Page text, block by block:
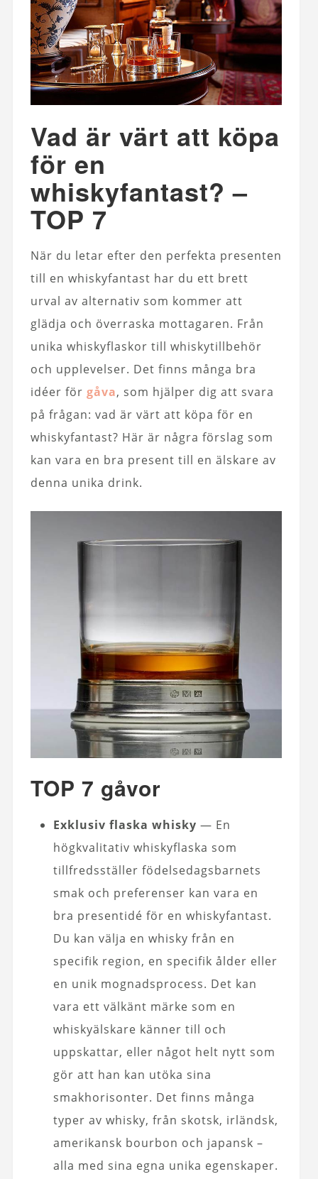
Vad är värt att köpa
för en
whiskyfantast? –
TOP 7
När du letar efter den perfekta presenten
till en whiskyfantast har du ett brett
urval av alternativ som kommer att
glädja och överraska mottagaren. Från
unika whiskyflaskor till whiskytillbehör
och upplevelser. Det finns många bra
idéer för gåva, som hjälper dig att svara
på frågan: vad är värt att köpa för en
whiskyfantast? Här är några förslag som
kan vara en bra present till en älskare av
denna unika drink.
TOP 7 gåvor
Exklusiv flaska whisky — En
högkvalitativ whiskyflaska som
tillfredsställer födelsedagsbarnets
smak och preferenser kan vara en
bra presentidé för en whiskyfantast.
Du kan välja en whisky från en
specifik region, en specifik ålder eller
en unik mognadsprocess. Det kan
vara ett välkänt märke som en
whiskyälskare känner till och
uppskattar, eller något helt nytt som
gör att han kan utöka sina
smakhorisonter. Det finns många
typer av whisky, från skotsk, irländsk,
amerikansk bourbon och japansk –
alla med sina egna unika egenskaper.